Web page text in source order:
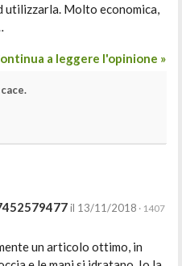
Molto economica,
a leggere l'opinione »
il 13/11/2018 · 1407
un articolo ottimo, in